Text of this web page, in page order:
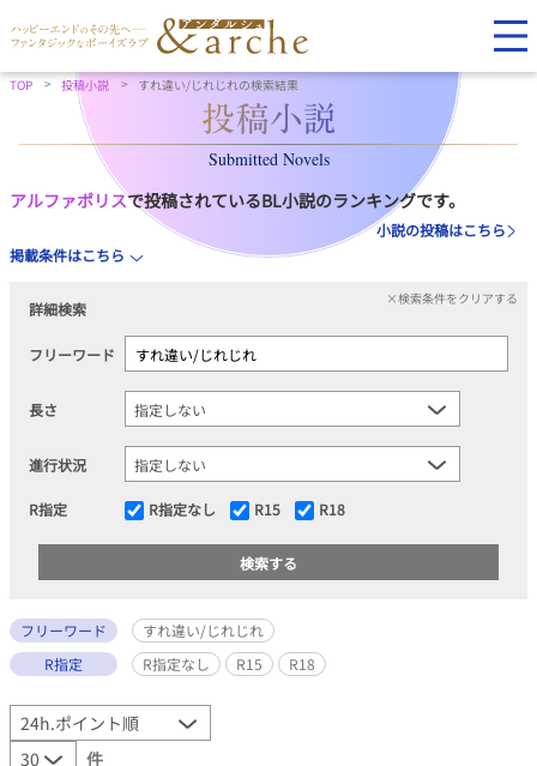
TOP 投稿小説 すれ違い/じれじれの検索結果
Submitted Novels
アルファポリスで投稿されているBL小説のランキングです。
小説の投稿はこちら
掲載条件はこちら
詳細検索
×検索条件をクリアする
フリーワード
長さ
進行状況
R指定 R指定なし R15 R18
フリーワード
すれ違い/じれじれ
R指定
R指定なし R15 R18
件